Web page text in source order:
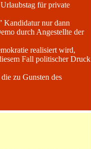
für private
Kandidatur nur dann
durch Angestellte der
realisiert wird,
Fall politischer Druck
zu Gunsten des